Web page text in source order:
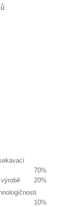
%
70
%
20
%
10